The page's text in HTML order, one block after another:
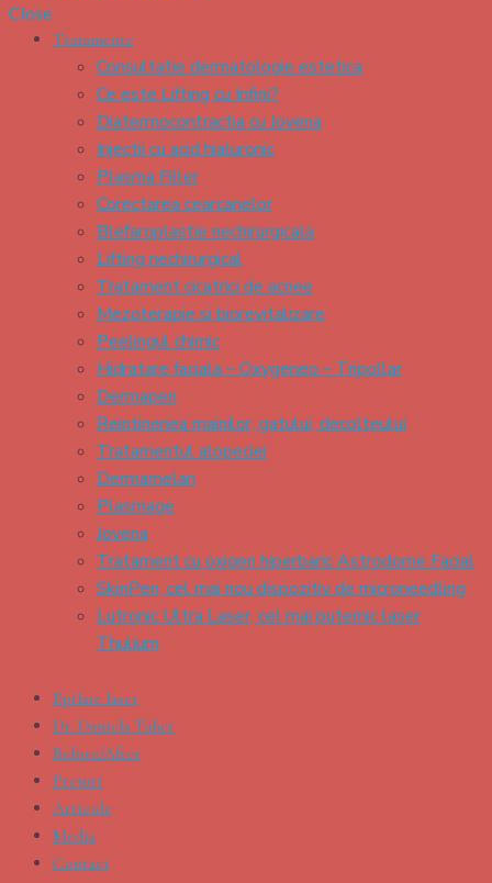
Close
Tratamente
Consultatie dermatologie estetica
Ce este Lifting cu Infini?
Diatermocontractia cu Jovena
Injectii cu acid hialuronic
Plasma Filler
Corectarea cearcanelor
Blefaroplastie nechirurgicala
Lifting nechirurgical
Tratament cicatrici de acnee
Mezoterapie si biorevitalizare
Peelingul chimic
Hidratare faciala – Oxygeneo – Tripollar
Dermapen
Reintineriea mainilor, gatului, decolteului
Tratamentul alopeciei
Dermamelan
Plasmage
Jovena
Tratament cu oxigen hiperbaric Astrodome Facial
SkinPen, cel mai nou dispozitiv de microneedling
Lutronic Ultra Laser, cel mai puternic laser
Thulium
Epilare laser
Dr. Daniela Taher
Before/After
Preturi
Articole
Media
Contact